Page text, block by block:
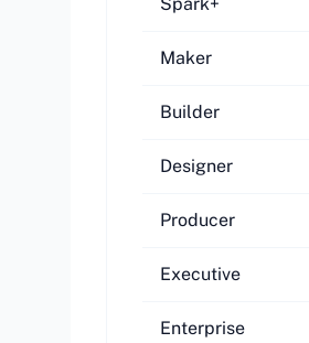
Maker
Builder
Designer
Producer
Executive
Enterprise